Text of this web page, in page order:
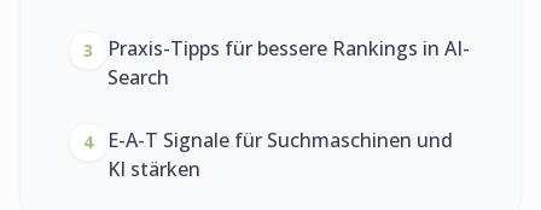
3
Praxis-Tipps für bessere Rankings in AI-
Search
4
E-A-T Signale für Suchmaschinen und
KI stärken